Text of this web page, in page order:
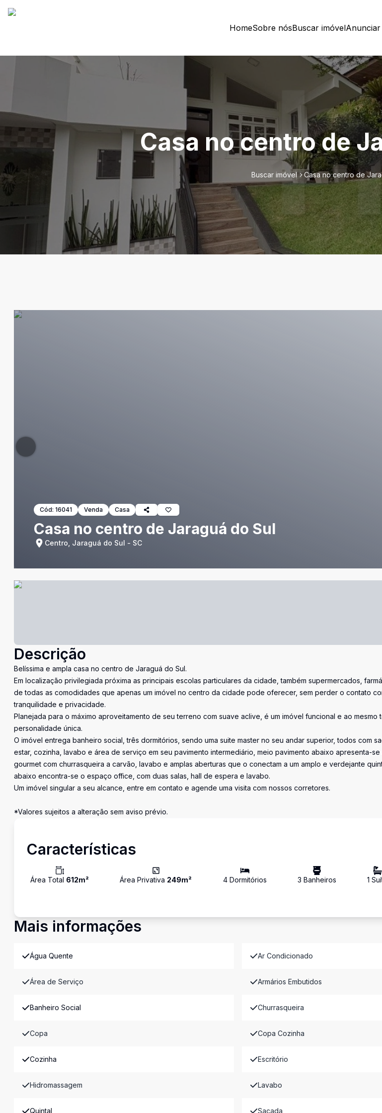
HomeSobre nósBuscar imóvel
Casa no centro de
Buscar imóvel Casa no centro de
Cód: 16041 Venda Casa
Casa no centro de Jaraguá do Sul
Centro, Jaraguá do Sul - SC
Descrição
Belíssima e ampla casa no centro de Jaraguá do Sul.
Em localização privilegiada próxima as principais escolas particulares da cidade, também supermercados,
de todas as comodidades que apenas um imóvel no centro da cidade pode oferecer, sem perder o contato
tranquilidade e privacidade.
Planejada para o máximo aproveitamento de seu terreno com suave aclive, é um imóvel funcional e ao mesmo
personalidade única.
O imóvel entrega banheiro social, três dormitórios, sendo uma suite master no seu andar superior, todos com
estar, cozinha, lavabo e área de serviço em seu pavimento intermediário, meio pavimento abaixo apresenta-se
gourmet com churrasqueira a carvão, lavabo e amplas aberturas que o conectam a um amplo e verdejante
abaixo encontra-se o espaço office, com duas salas, hall de espera e lavabo.
Um imóvel singular a seu alcance, entre em contato e agende uma visita com nossos corretores.
*Valores sujeitos a alteração sem aviso prévio.
Características
Área Total 612m² Área Privativa 249m² 4Dormitórios 3 Banheiros 1
Mais informações
Água Quente Ar Condicionado
Área de Serviço Armários Embutidos
Banheiro Social Churrasqueira
Copa Copa Cozinha
Cozinha Escritório
Hidromassagem Lavabo
Quintal Sacada